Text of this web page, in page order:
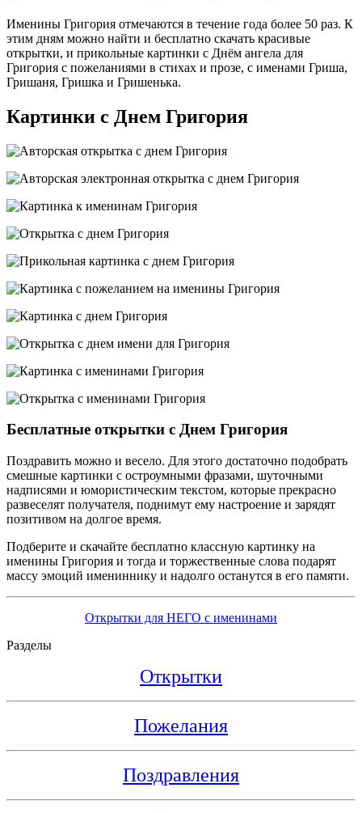
Именины Григория отмечаются в течение года более 50 раз. К
этим дням можно найти и бесплатно скачать красивые
открытки, и прикольные картинки с Днём ангела для
Григория с пожеланиями в стихах и прозе, с именами Гриша,
Гришаня, Гришка и Гришенька.
Картинки с Днем Григория
Бесплатные открытки с Днем Григория
Поздравить можно и весело. Для этого достаточно подобрать
смешные картинки с остроумными фразами, шуточными
надписями и юмористическим текстом, которые прекрасно
развеселят получателя, поднимут ему настроение и зарядят
позитивом на долгое время.
Подберите и скачайте бесплатно классную картинку на
именины Григория и тогда и торжественные слова подарят
массу эмоций имениннику и надолго останутся в его памяти.
Открытки для НЕГО с именинами
Разделы
Открытки
Пожелания
Поздравления